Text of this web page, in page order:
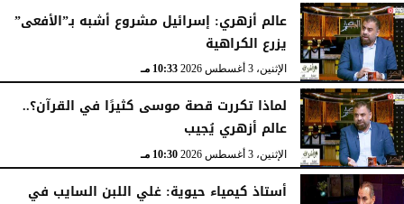
عالم أزهري: إسرائيل مشروع أشبه بـ”الأفعى”
يزرع الكراهية
الإثنين، 3 أغسطس 2026 10:33 مـ
لماذا تكررت قصة موسى كثيرًا في القرآن؟..
عالم أزهري يُجيب
الإثنين، 3 أغسطس 2026 10:30 مـ
أستاذ كيمياء حيوية: غلي اللبن السايب في